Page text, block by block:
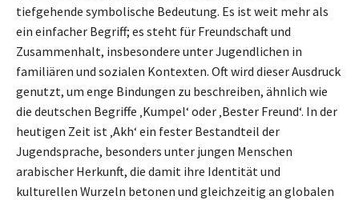
tiefgehende symbolische Bedeutung. Es ist weit mehr als
ein einfacher Begriff; es steht für Freundschaft und
Zusammenhalt, insbesondere unter Jugendlichen in
familiären und sozialen Kontexten. Oft wird dieser Ausdruck
genutzt, um enge Bindungen zu beschreiben, ähnlich wie
die deutschen Begriffe ‚Kumpel‘ oder ‚Bester Freund‘. In der
heutigen Zeit ist ‚Akh‘ ein fester Bestandteil der
Jugendsprache, besonders unter jungen Menschen
arabischer Herkunft, die damit ihre Identität und
kulturellen Wurzeln betonen und gleichzeitig an globalen